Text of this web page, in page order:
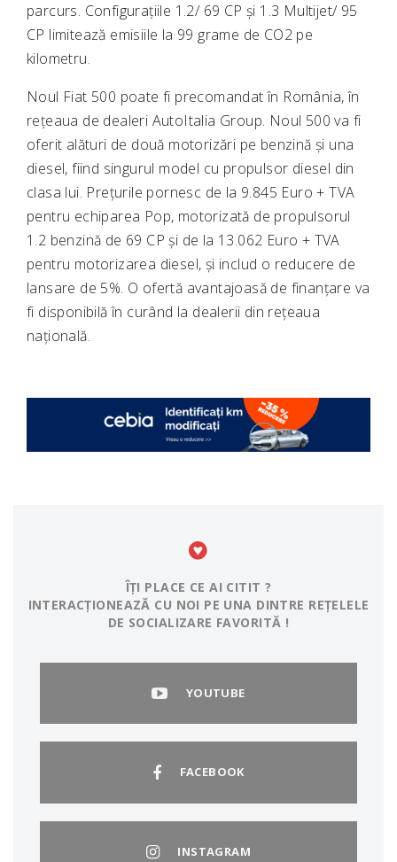
parcurs. Configurațiile 1.2/ 69 CP și 1.3 Multijet/ 95
CP limitează emisiile la 99 grame de CO2 pe
kilometru.
Noul Fiat 500 poate fi precomandat în România, în
rețeaua de dealeri AutoItalia Group. Noul 500 va fi
oferit alături de două motorizări pe benzină și una
diesel, fiind singurul model cu propulsor diesel din
clasa lui. Prețurile pornesc de la 9.845 Euro + TVA
pentru echiparea Pop, motorizată de propulsorul
1.2 benzină de 69 CP și de la 13.062 Euro + TVA
pentru motorizarea diesel, și includ o reducere de
lansare de 5%. O ofertă avantajoasă de finanțare va
fi disponibilă în curând la dealerii din rețeaua
națională.
ÎȚI PLACE CE AI CITIT ?
INTERACȚIONEAZĂ CU NOI PE UNA DINTRE REȚELELE
DE SOCIALIZARE FAVORITĂ !
YOUTUBE
FACEBOOK
INSTAGRAM